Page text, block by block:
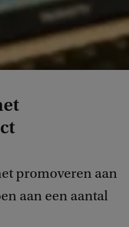
promoveren aan
aan een aantal